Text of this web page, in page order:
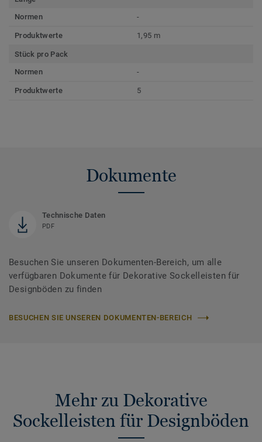
Normen
-
Produktwerte 1,95 m
Stück pro Pack
Normen
-
Produktwerte 5
Dokumente
Technische Daten
PDF
Besuchen Sie unseren Dokumenten-Bereich, um alle
verfügbaren Dokumente für Dekorative Sockelleisten für
Designböden zu finden
BESUCHEN SIE UNSEREN DOKUMENTEN-BEREICH
Mehr zu Dekorative
Sockelleisten für Designböden